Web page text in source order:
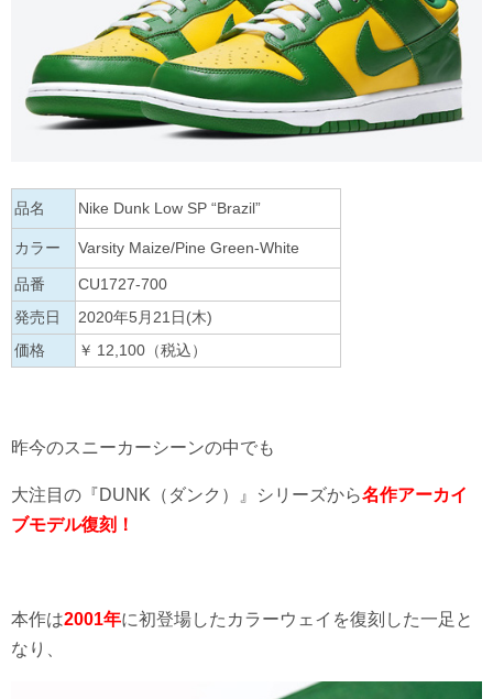
品名 Nike Dunk Low SP “Brazil”
カラー Varsity Maize/Pine Green-White
品番
CU1727-700
発売日
2020年5月21日(木)
価格
￥ 12,100（税込）
昨今のスニーカーシーンの中でも
大注目の『DUNK（ダンク）』シリーズから名作アーカイ
ブモデル復刻！
本作は2001年に初登場したカラーウェイを復刻した一足と
なり、